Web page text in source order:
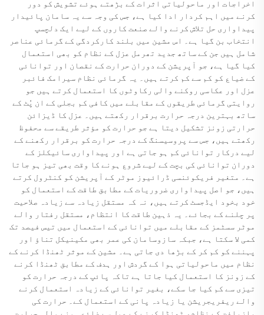
اخراجات اور ماحولیاتی اثرات کے بڑھتے ہوئے تشویش کو دور
کرنے میں اہم کردار ادا کیا ہے، جس کی وجہ سے یہ سامان پائیدار
پیداواری حل تلاش کرنے والے صنعت کاروں کے لیے ایک دلچسپ
انتخاب بن گیا ہے۔ اس مشین میں بلند کارکردگی کے گرمائی عناصر
شامل ہیں جن کے ساتھ جدید تھرمل عزل کے نظام کو بھی استعمال
کیا گیا ہے، جو آپریشن کے دوران حرارت کے نقصان اور توانائی
کے ضیاع کو کم سے کم کرتے ہیں۔ یہ گرمائی نظام سیرامک فائبر
عزل اور عکاسی روکنے والی رکاوٹوں کا استعمال کرتے ہیں جو
روایتی گرمائی طریقوں کے مقابلے میں کافی کم بجلی کے ان پُٹ کے
ساتھ بہترین درجہ حرارت برقرار رکھتے ہیں۔ عزل کا ڈیزائن
حرارتی زونز تشکیل دیتا ہے جو حرارت کو مؤثر طریقے سے محفوظ
رکھتے ہیں، جس سے پروسیسنگ کے درجہ حرارت کو برقرار رکھنے کے
لیے درکار توانائی کم ہو جاتی ہے اور پیداواری سائیکلز کے
دوران توانائی کی بچت کے لیے شروع ہونے کا وقت بھی تیز ہو جاتا
ہے۔ متغیر فریکوئنسی ڈرائیوز موٹر کے آپریشن کو کنٹرول کرتے
ہیں، جو اصل پیداواری ضروریات کے مطابق طاقت کے استعمال کو
خود بخود ایڈجسٹ کرتے ہیں، نہ کہ مستقل زیادہ سے زیادہ صلاحیت
پر چلنے کے بجائے۔ یہ ذہین طاقت کا انتظام، مستقل رفتار والے
موٹر سسٹمز کے مقابلے میں توانائی کے استعمال میں تیس فیصد تک
کمی لا سکتا ہے، جبکہ سازوسامان کی عمر بھی مکینیکل تناؤ اور
پہننے کو کم کر کے بڑھا دی جاتی ہے۔ مشین کے موثر ٹھنڈا کرنے کے
نظام میں ماحولیاتی ہوا کے گردش اور ہدف کے مطابق ٹھنڈا کرنے
کے زونز کا استعمال کیا جاتا ہے تاکہ پائپ کے درجہ حرارت کو
تیزی سے کم کیا جا سکے، بغیر توانائی کے زیادہ استعمال کرنے
والے ریفریجریشن یا زیادہ پانی کے استعمال کے۔ حرارت کی
بازیافت کے نظام، ٹھنڈا کرنے کے عمل سے ضائع ہونے والی حرارت